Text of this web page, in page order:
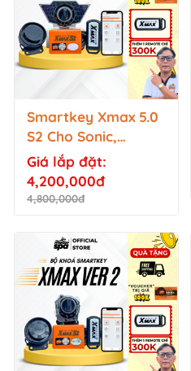
Smartkey Xmax 5.0
S2 Cho Sonic,
Satria, Raider
Giá lắp đặt:
4,200,000đ
4,800,000đ